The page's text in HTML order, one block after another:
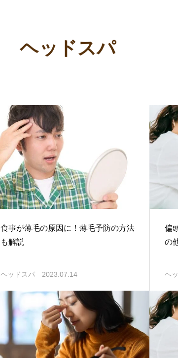
ヘッドスパ
食事が薄毛の原因に！薄毛予防の方法
も解説
ヘッドスパ 2023.07.14
偏
の
ヘ